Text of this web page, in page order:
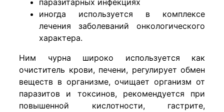
паразитарных инфекциях
иногда используется в комплексе
лечения заболеваний онкологического
характера.
Ним чурна широко используется как
очиститель крови, печени, регулирует обмен
веществ в организме, очищает организм от
паразитов и токсинов, рекомендуется при
повышенной кислотности, гастрите,